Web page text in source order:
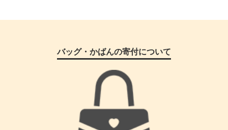
バッグ・かばんの寄付について